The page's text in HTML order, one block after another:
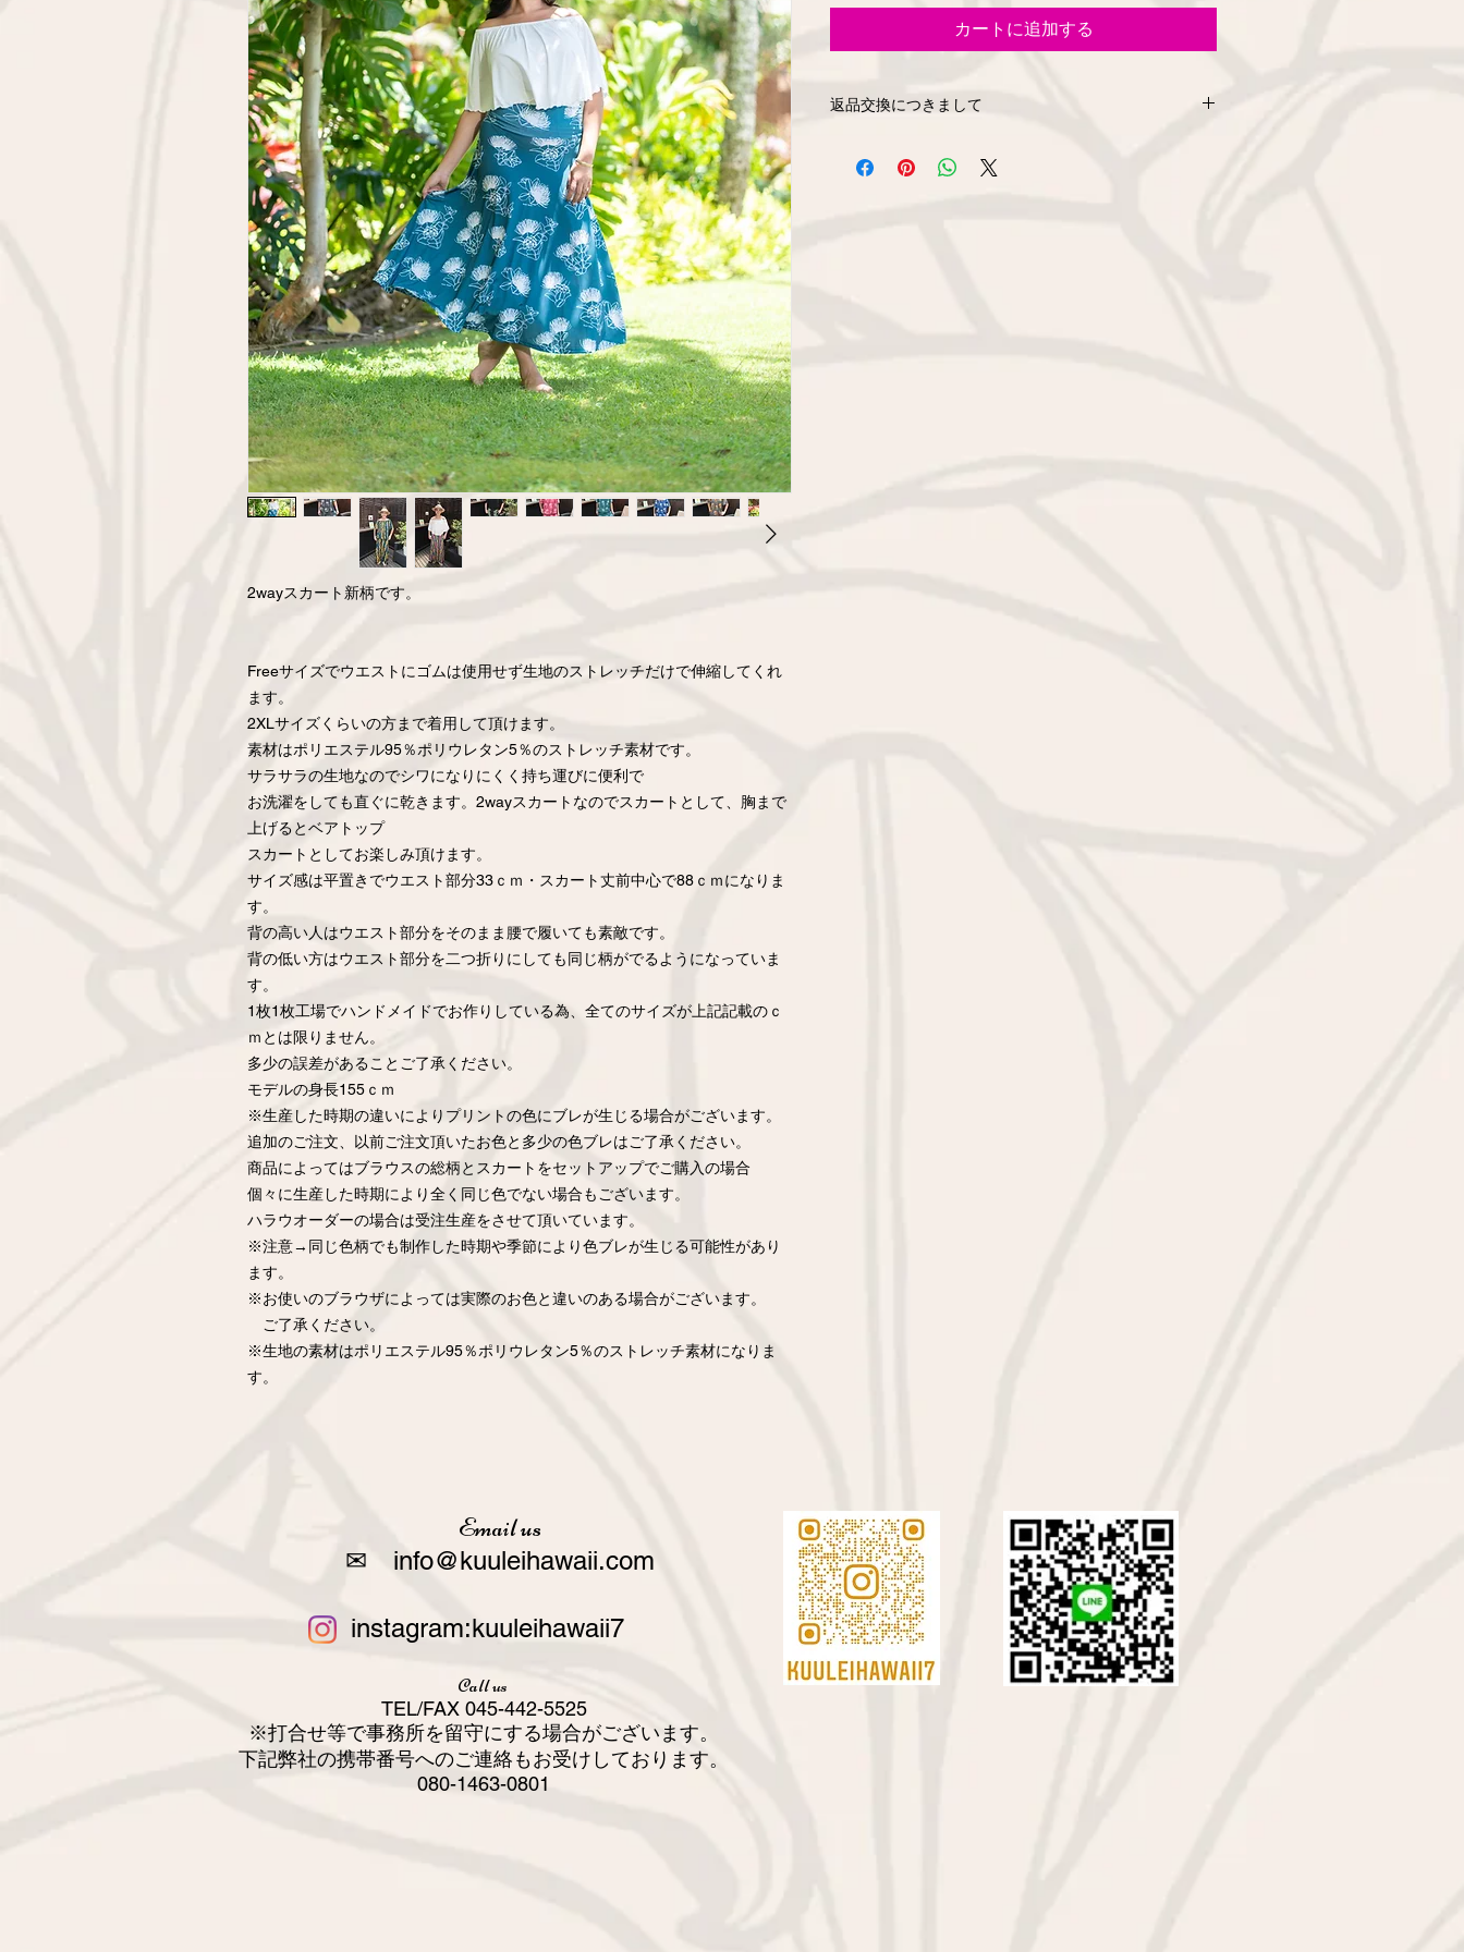
2wayスカート新柄です。
Freeサイズでウエストにゴムは使用せず生地のストレッチだけで伸縮してくれ
ます。
2XLサイズくらいの方まで着用して頂けます。
素材はポリエステル95％ポリウレタン5％のストレッチ素材です。
サラサラの生地なのでシワになりにくく持ち運びに便利で
お洗濯をしても直ぐに乾きます。2wayスカートなのでスカートとして、胸まで
上げるとベアトップ
スカートとしてお楽しみ頂けます。
サイズ感は平置きでウエスト部分33ｃｍ・スカート丈前中心で88ｃｍになりま
す。
背の高い人はウエスト部分をそのまま腰で履いても素敵です。
背の低い方はウエスト部分を二つ折りにしても同じ柄がでるようになっていま
す。
1枚1枚工場でハンドメイドでお作りしている為、全てのサイズが上記記載のｃ
ｍとは限りません。
多少の誤差があることご了承ください。
モデルの身長155ｃｍ
※生産した時期の違いによりプリントの色にブレが生じる場合がございます。
追加のご注文、以前ご注文頂いたお色と多少の色ブレはご了承ください。
商品によってはブラウスの総柄とスカートをセットアップでご購入の場合
個々に生産した時期により全く同じ色でない場合もございます。
ハラウオーダーの場合は受注生産をさせて頂いています。
※注意→同じ色柄でも制作した時期や季節により色ブレが生じる可能性があり
ます。
※お使いのブラウザによっては実際のお色と違いのある場合がございます。
ご了承ください。
※生地の素材はポリエステル95％ポリウレタン5％のストレッチ素材になりま
す。
カートに追加する
返品交換につきまして
るご返品は致しかねます。弊社商品の縫製ミスや不具合
Email us
✉ info@kuuleihawaii.com
instagram:kuuleihawaii7
Call us
TEL/FAX 045-442-5525
​※打合せ等で事務所を留守にする場合がございます。
下記弊社の携帯番号へのご連絡もお受けしております。
080-1463-0801